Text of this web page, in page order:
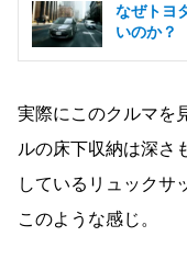
なぜトヨ
いのか？
実際にこのクルマを
ルの床下収納は深さ
しているリュックサ
このような感じ。